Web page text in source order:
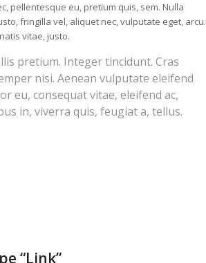
pellentesque eu, pretium quis, sem. Nulla
fringilla vel, aliquet nec, vulputate eget, arcu.
vitae, justo.
pretium. Integer tincidunt. Cras
nisi. Aenean vulputate eleifend
eu, consequat vitae, eleifend ac,
in, viverra quis, feugiat a, tellus.
“Link”